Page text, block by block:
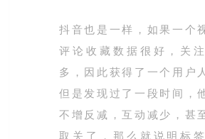
抖音也是一样，如果一个
评论收藏数据很好，关
多，因此获得了一个用户
但是发现过了一段时间，
不增反减，互动减少，甚
取关了，那么就说明标